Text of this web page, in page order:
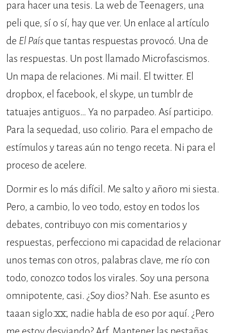
para hacer una tesis. La web de Teenagers, una
peli que, sí o sí, hay que ver. Un enlace al artículo
de El Paísque tantas respuestas provocó. Una de
las respuestas. Un post llamado Microfascismos.
Un mapa de relaciones. Mi mail. El twitter. El
dropbox, el facebook, el skype, un tumblr de
tatuajes antiguos… Ya no parpadeo. Así participo.
Para la sequedad, uso colirio. Para el empacho de
estímulos y tareas aún no tengo receta. Ni para el
proceso de acelere.
Dormir es lo más difícil. Me salto y añoro mi siesta.
Pero, a cambio, lo veo todo, estoy en todos los
debates, contribuyo con mis comentarios y
respuestas, perfecciono mi capacidad de relacionar
unos temas con otros, palabras clave, me río con
todo, conozco todos los virales. Soy una persona
omnipotente, casi. ¿Soy dios? Nah. Ese asunto es
taaan siglo XX, nadie habla de eso por aquí. ¿Pero